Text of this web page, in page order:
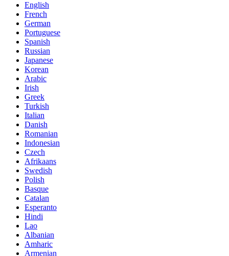
English
French
German
Portuguese
Spanish
Russian
Japanese
Korean
Arabic
Irish
Greek
Turkish
Italian
Danish
Romanian
Indonesian
Czech
Afrikaans
Swedish
Polish
Basque
Catalan
Esperanto
Hindi
Lao
Albanian
Amharic
Armenian